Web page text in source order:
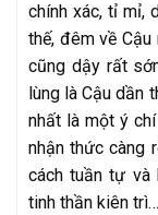
chính xác, tỉ mỉ,
thế, đêm về
cũng dậy rất
lùng là Cậu dần
nhất là một ý
nhận thức càng
cách tuần tự
tinh thần kiên trì…